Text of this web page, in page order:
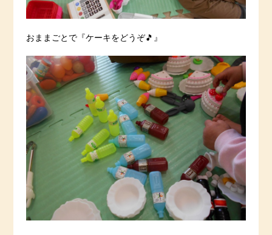
おままごとで『ケーキをどうぞ🎵』